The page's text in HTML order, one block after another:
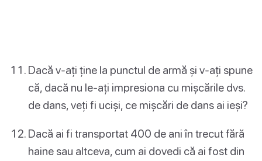
Dacă v-ați ține la punctul de armă și v-ați spune
că, dacă nu le-ați impresiona cu mișcările dvs.
de dans, veți fi uciși, ce mișcări de dans ai ieși?
Dacă ai fi transportat 400 de ani în trecut fără
haine sau altceva, cum ai dovedi că ai fost din